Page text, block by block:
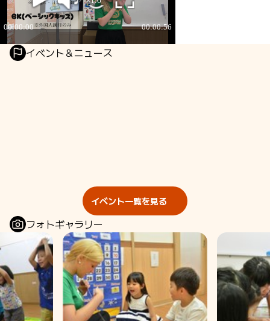
イベント＆ニュース
イベント一覧を見る
フォトギャラリー